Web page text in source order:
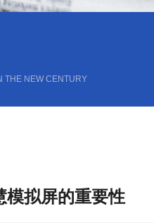
THE NEW CENTURY
模拟屏的重要性